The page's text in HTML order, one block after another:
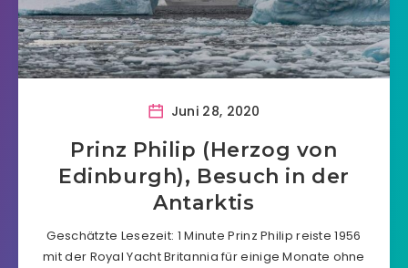
Juni 28, 2020
Prinz Philip (Herzog von
Edinburgh), Besuch in der
Antarktis
Geschätzte Lesezeit: 1 Minute Prinz Philip reiste 1956
mit der Royal Yacht Britannia für einige Monate ohne